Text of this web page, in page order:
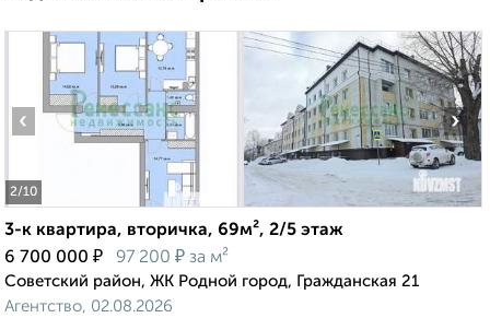
2/10
‹ ›
3-к квартира, вторичка, 69м², 2/5 этаж
6 700 000 ₽ 97 200 ₽ за м²
Советский район, ЖК Родной город, Гражданская 21
Агентство, 02.08.2026